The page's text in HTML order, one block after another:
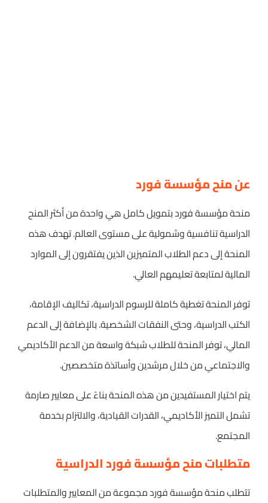
عن منح مؤسسة فورد
منحة مؤسسة فورد بتمويل كامل هي واحدة من أكثر المنح
الدراسية تنافسية وشمولية على مستوى العالم. تهدف هذه
المنحة إلى دعم الطلاب المتميزين الذين يفتقرون إلى الموارد
المالية لمتابعة تعليمهم العالي.
توفر المنحة تغطية كاملة للرسوم الدراسية، تكاليف الإقامة،
الكتب الدراسية، وحتى النفقات الشخصية. بالإضافة إلى الدعم
المالي، توفر المنحة للطلاب شبكة واسعة من الدعم الأكاديمي
والاجتماعي من خلال مرشدين وأساتذة متخصصين.
يتم اختيار المستفيدين من هذه المنحة بناءً على معايير صارمة
تشمل التميز الأكاديمي، القدرات القيادية، والالتزام بخدمة
المجتمع.
متطلبات منح مؤسسة فورد الدراسية
تتطلب منحة مؤسسة فورد مجموعة من المعايير والمتطلبات